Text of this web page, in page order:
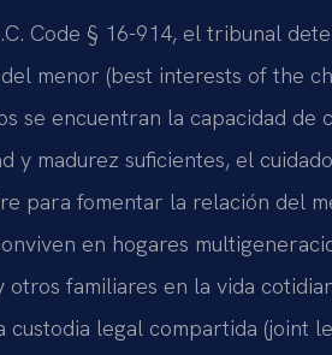
Code § 16-914, el tribunal
menor (best interests of the
se encuentran la capacidad de
y madurez suficientes, el
para fomentar la relación del
en hogares
otros familiares en la vida
custodia legal compartida (joint